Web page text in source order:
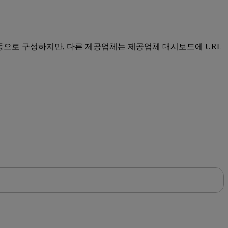
로 구성하지만, 다른 제공업체는 제공업체 대시보드에 URL